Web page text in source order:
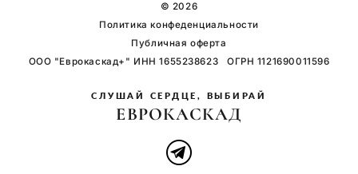
© 2026
Политика конфеденциальности
Публичная оферта
ООО "Еврокаскад+" ИНН 1655238623 ОГРН 1121690011596
СЛУШАЙ СЕРДЦЕ, ВЫБИРАЙ
ЕВРОКАСКАД